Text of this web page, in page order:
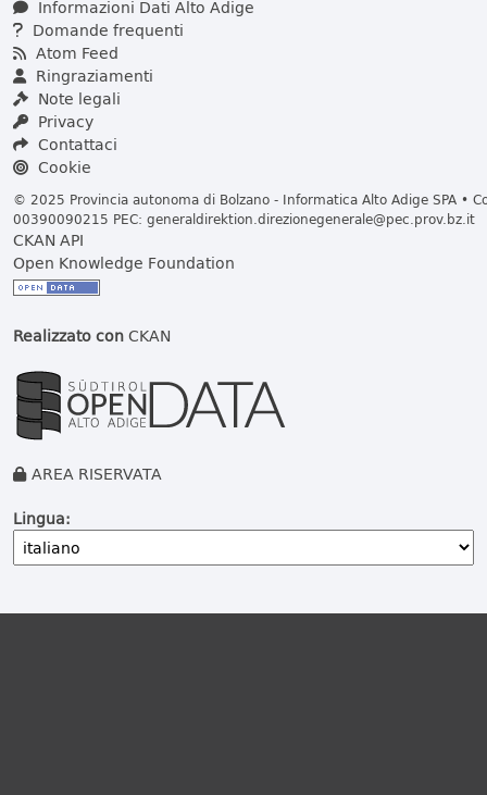
Informazioni Dati Alto Adige
Domande frequenti
Atom Feed
Ringraziamenti
Note legali
Privacy
Contattaci
Cookie
© 2025 Provincia autonoma di Bolzano - Informatica Alto Adige SPA •
00390090215 PEC: generaldirektion.direzionegenerale@pec.prov.bz.it
CKAN API
Open Knowledge Foundation
Realizzato conCKAN
AREA RISERVATA
Lingua